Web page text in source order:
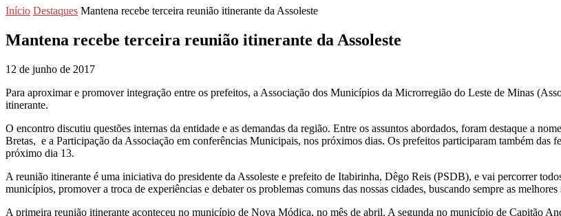
Início Destaques Mantena recebe terceira reunião itinerante da Assoleste
Mantena recebe terceira reunião itinerante da Assoleste
12 de junho de 2017
Para aproximar e promover integração entre os prefeitos, a Associação dos Municípios da Microrregião do Leste de Minas
itinerante.
O encontro discutiu questões internas da entidade e as demandas da região. Entre os assuntos abordados, foram destaque a
Bretas, e a Participação da Associação em conferências Municipais, nos próximos dias. Os prefeitos participaram também das
próximo dia 13.
A reunião itinerante é uma iniciativa do presidente da Assoleste e prefeito de Itabirinha, Dêgo Reis (PSDB), e vai percorrer
municípios, promover a troca de experiências e debater os problemas comuns das nossas cidades, buscando sempre as
A primeira reunião itinerante aconteceu no município de Nova Módica, no mês de abril. A segunda no município de Capitão